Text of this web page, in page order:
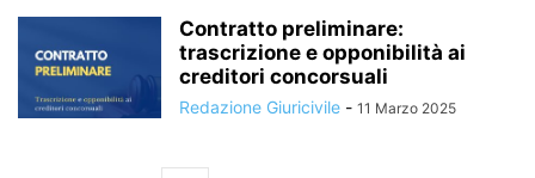
Contratto preliminare:
trascrizione e opponibilità ai
creditori concorsuali
Redazione Giuricivile - 11 Marzo 2025